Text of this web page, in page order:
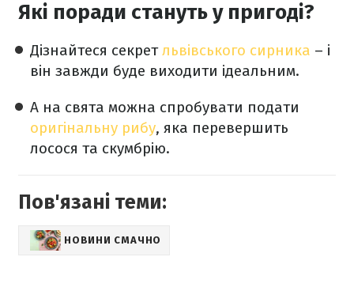
Які поради стануть у пригоді?
Дізнайтеся секретльвівського сирника – і
він завжди буде виходити ідеальним.
А на свята можна спробувати подати
оригінальну рибу, яка перевершить
лосося та скумбрію.
Пов'язані теми:
НОВИНИ СМАЧНО